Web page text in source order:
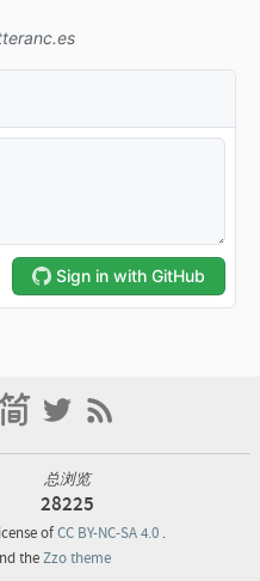
总浏览
28225
ofCC BY-NC-SA 4.0.
theZzo theme